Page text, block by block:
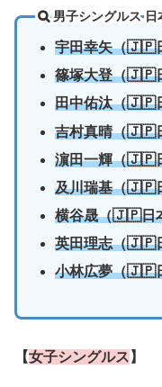
男子シングルス 日
宇田幸矢（🇯🇵
篠塚大登（🇯🇵
田中佑汰（🇯🇵
吉村真晴（🇯🇵
濵田一輝（🇯🇵
及川瑞基（🇯🇵
横谷晟（🇯🇵日
英田理志（🇯🇵
小林広夢（🇯🇵
【女子シングルス 】